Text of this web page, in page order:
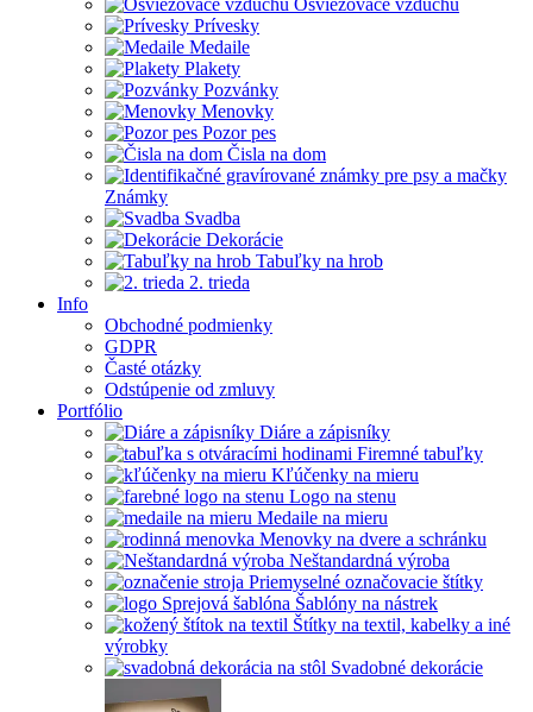
Osviežovače vzduchu
Prívesky
Medaile
Plakety
Pozvánky
Menovky
Pozor pes
Čisla na dom
Známky
Svadba
Dekorácie
Tabuľky na hrob
2. trieda
Info
Obchodné podmienky
GDPR
Časté otázky
Odstúpenie od zmluvy
Portfólio
Diáre a zápisníky
Firemné tabuľky
Kľúčenky na mieru
Logo na stenu
Medaile na mieru
Menovky na dvere a schránku
Neštandardná výroba
Priemyselné označovacie štítky
Šablóny na nástrek
Štítky na textil, kabelky a iné
výrobky
Svadobné dekorácie